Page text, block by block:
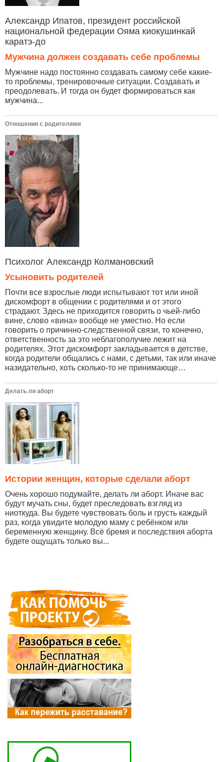
Александр Ипатов, президент российской
национальной федерации Ояма киокушинкай
каратэ-до
Мужчина должен создавать себе проблемы
Мужчине надо постоянно создавать самому себе какие-
то проблемы, тренировочные ситуации. Создавать и
преодолевать. И тогда он будет формироваться как
мужчина...
Отношения с родителями
Психолог Александр Колмановский
Усыновить родителей
Почти все взрослые люди испытывают тот или иной
дискомфорт в общении с родителями и от этого
страдают. Здесь не приходится говорить о чьей-либо
вине, слово «вина» вообще не уместно. Но если
говорить о причинно-следственной связи, то конечно,
ответственность за это неблагополучие лежит на
родителях. Этот дискомфорт закладывается в детстве,
когда родители общались с нами, с детьми, так или иначе
назидательно, хоть сколько-то не принимающе…
Делать ли аборт
Истории женщин, которые сделали аборт
Очень хорошо подумайте, делать ли аборт. Иначе вас
будут мучать сны, будет преследовать взгляд из
ниоткуда. Вы будете чувствовать боль и грусть каждый
раз, когда увидите молодую маму с ребёнком или
беременную женщину. Всё бремя и последствия аборта
будете ощущать только вы...